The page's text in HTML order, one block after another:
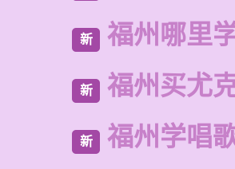
新 福州哪里
新 福州买尤
新 福州学唱